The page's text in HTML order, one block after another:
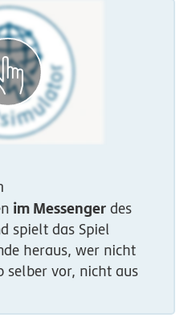
im Messenger des
spielt das Spiel
heraus, wer nicht
selber vor, nicht aus